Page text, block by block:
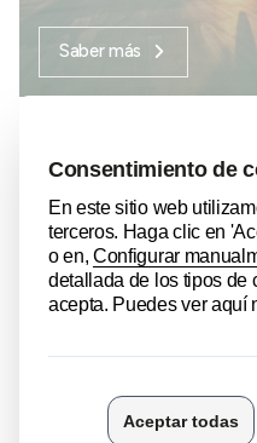
Saber más
VIA Promoción
Desarrollamos el
Saber más